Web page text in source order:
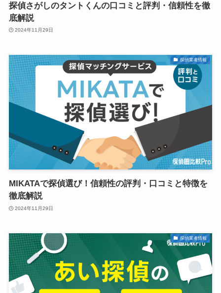
探偵さがしのタントくんの口コミと評判・信頼性を徹
底解説
2024年11月29日
探偵業者情報
MIKATAで探偵選び！信頼性の評判・口コミと特徴を
徹底解説
2024年11月29日
探偵業者情報